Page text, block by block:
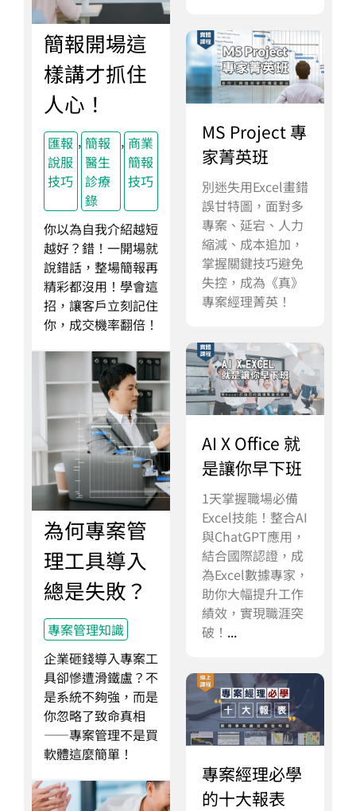
簡報開場這
樣講才抓住
人心！
匯報
說服
技巧
, 簡報
醫生
診療
錄
, 商業
簡報
技巧
你以為自我介紹越短
越好？錯！一開場就
說錯話，整場簡報再
精彩都沒用！學會這
招，讓客戶立刻記住
你，成交機率翻倍！
為何專案管
理工具導入
總是失敗？
專案管理知識
企業砸錢導入專案工
具卻慘遭滑鐵盧？不
是系統不夠強，而是
你忽略了致命真相
——專案管理不是買
軟體這麼簡單！
MS Project 專
家菁英班
別迷失用Excel畫錯
誤甘特圖，面對多
專案、延宕、人力
縮減、成本追加，
掌握關鍵技巧避免
失控，成為《真》
專案經理菁英！
AI X Office 就
是讓你早下班
1天掌握職場必備
Excel技能！整合AI
與ChatGPT應用，
結合國際認證，成
為Excel數據專家，
助你大幅提升工作
績效，實現職涯突
破！ ...
專案經理必學
的十大報表